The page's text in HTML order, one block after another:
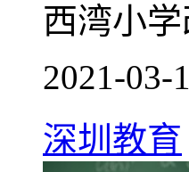
西湾小
2021-03-
深圳教育